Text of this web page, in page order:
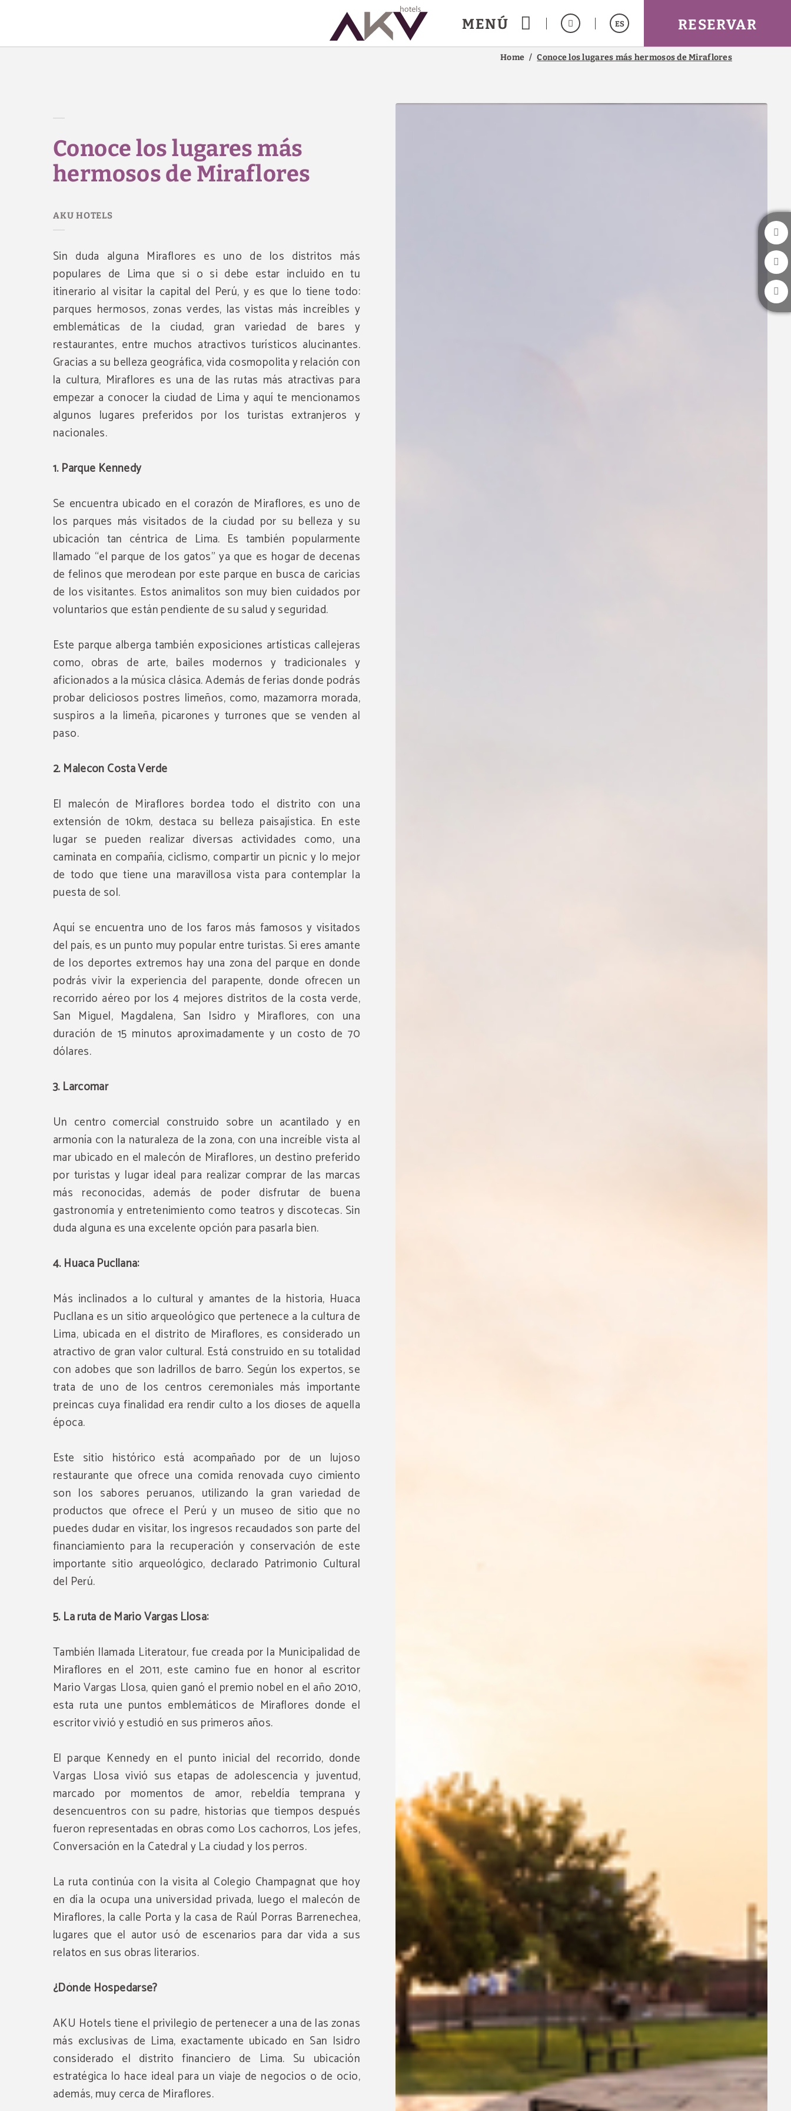
MENÚ ES RESERVAR
Conoce Los Lugares Más Hermosos De Miraflores del AKU Hotels en San Isidro. Web Oficial.
Home Conoce los lugares más hermosos de Miraflores
Conoce los lugares más
hermosos de Miraflores
Sin duda alguna Miraflores es uno de los distritos más
populares de Lima que si o si debe estar incluido en tu
itinerario al visitar la capital del Perú, y es que lo tiene todo:
parques hermosos, zonas verdes, las vistas más increíbles y
emblemáticas de la ciudad, gran variedad de bares y
restaurantes, entre muchos atractivos turísticos alucinantes.
Gracias a su belleza geográfica, vida cosmopolita y relación con
la cultura, Miraflores es una de las rutas más atractivas para
empezar a conocer la ciudad de Lima y aquí te mencionamos
algunos lugares preferidos por los turistas extranjeros y
nacionales.
1. Parque Kennedy
Se encuentra ubicado en el corazón de Miraflores, es uno de
los parques más visitados de la ciudad por su belleza y su
ubicación tan céntrica de Lima. Es también popularmente
llamado “el parque de los gatos” ya que es hogar de decenas
de felinos que merodean por este parque en busca de caricias
de los visitantes. Estos animalitos son muy bien cuidados por
voluntarios que están pendiente de su salud y seguridad.
Este parque alberga también exposiciones artísticas callejeras
como, obras de arte, bailes modernos y tradicionales y
aficionados a la música clásica. Además de ferias donde podrás
probar deliciosos postres limeños, como, mazamorra morada,
suspiros a la limeña, picarones y turrones que se venden al
paso.
2. Malecon Costa Verde
El malecón de Miraflores bordea todo el distrito con una
extensión de 10km, destaca su belleza paisajística. En este
lugar se pueden realizar diversas actividades como, una
caminata en compañía, ciclismo, compartir un picnic y lo mejor
de todo que tiene una maravillosa vista para contemplar la
puesta de sol.
Aquí se encuentra uno de los faros más famosos y visitados
del país, es un punto muy popular entre turistas. Si eres amante
de los deportes extremos hay una zona del parque en donde
podrás vivir la experiencia del parapente, donde ofrecen un
recorrido aéreo por los 4 mejores distritos de la costa verde,
San Miguel, Magdalena, San Isidro y Miraflores, con una
duración de 15 minutos aproximadamente y un costo de 70
dólares.
3. Larcomar
Un centro comercial construido sobre un acantilado y en
armonía con la naturaleza de la zona, con una increíble vista al
mar ubicado en el malecón de Miraflores, un destino preferido
por turistas y lugar ideal para realizar comprar de las marcas
más reconocidas, además de poder disfrutar de buena
gastronomía y entretenimiento como teatros y discotecas. Sin
duda alguna es una excelente opción para pasarla bien.
4. Huaca Pucllana:
Más inclinados a lo cultural y amantes de la historia, Huaca
Pucllana es un sitio arqueológico que pertenece a la cultura de
Lima, ubicada en el distrito de Miraflores, es considerado un
atractivo de gran valor cultural. Está construido en su totalidad
con adobes que son ladrillos de barro. Según los expertos, se
trata de uno de los centros ceremoniales más importante
preincas cuya finalidad era rendir culto a los dioses de aquella
época.
Este sitio histórico está acompañado por de un lujoso
restaurante que ofrece una comida renovada cuyo cimiento
son los sabores peruanos, utilizando la gran variedad de
productos que ofrece el Perú y un museo de sitio que no
puedes dudar en visitar, los ingresos recaudados son parte del
financiamiento para la recuperación y conservación de este
importante sitio arqueológico, declarado Patrimonio Cultural
del Perú.
5. La ruta de Mario Vargas Llosa:
También llamada Literatour, fue creada por la Municipalidad de
Miraflores en el 2011, este camino fue en honor al escritor
Mario Vargas Llosa, quien ganó el premio nobel en el año 2010,
esta ruta une puntos emblemáticos de Miraflores donde el
escritor vivió y estudió en sus primeros años.
El parque Kennedy en el punto inicial del recorrido, donde
Vargas Llosa vivió sus etapas de adolescencia y juventud,
marcado por momentos de amor, rebeldía temprana y
desencuentros con su padre, historias que tiempos después
fueron representadas en obras como Los cachorros, Los jefes,
Conversación en la Catedral y La ciudad y los perros.
La ruta continúa con la visita al Colegio Champagnat que hoy
en día la ocupa una universidad privada, luego el malecón de
Miraflores, la calle Porta y la casa de Raúl Porras Barrenechea,
lugares que el autor usó de escenarios para dar vida a sus
relatos en sus obras literarios.
¿Dónde Hospedarse?
AKU Hotels tiene el privilegio de pertenecer a una de las zonas
más exclusivas de Lima, exactamente ubicado en San Isidro
considerado el distrito financiero de Lima. Su ubicación
estratégica lo hace ideal para un viaje de negocios o de ocio,
además, muy cerca de Miraflores.